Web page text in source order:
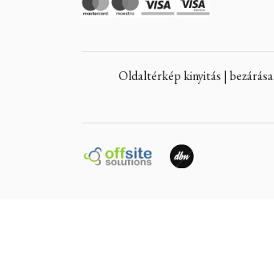
Oldaltérkép kinyitás | bezárása